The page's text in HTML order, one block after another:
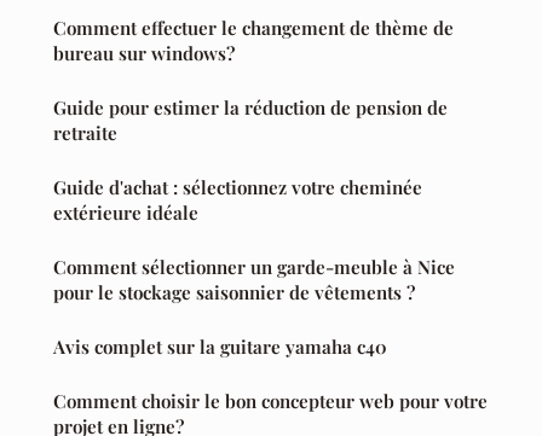
Comment effectuer le changement de thème de
bureau sur windows?
Guide pour estimer la réduction de pension de
retraite
Guide d'achat : sélectionnez votre cheminée
extérieure idéale
Comment sélectionner un garde-meuble à Nice
pour le stockage saisonnier de vêtements ?
Avis complet sur la guitare yamaha c40
Comment choisir le bon concepteur web pour votre
projet en ligne?